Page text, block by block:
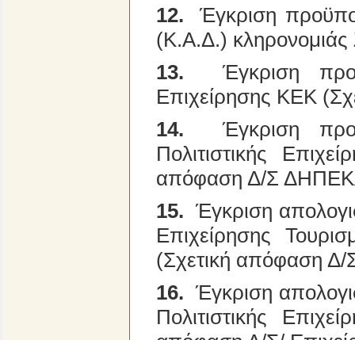
12.
Έγκριση
(Κ.Α.Δ.)
13.
Έγκριση
Επιχείρησης ΚΕΚ
14.
Έγκριση
Πολιτιστικής
απόφαση Δ/Σ
15. Έγκριση
Επιχείρησης
(Σχετική απόφαση Δ/
16. Έγκριση
Πολιτιστικής